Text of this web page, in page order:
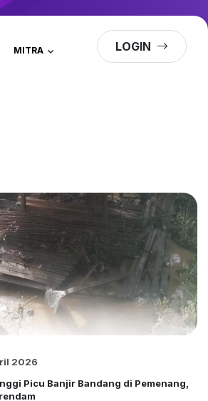
MITRA LOGIN
2026
Picu Banjir Bandang di Pemenang,